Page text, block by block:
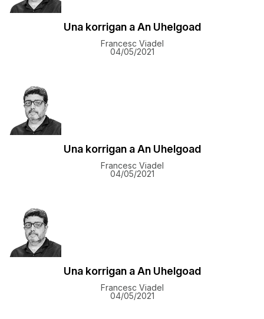
Una korrigan a An Uhelgoad
Francesc Viadel
04/05/2021
Una korrigan a An Uhelgoad
Francesc Viadel
04/05/2021
Una korrigan a An Uhelgoad
Francesc Viadel
04/05/2021